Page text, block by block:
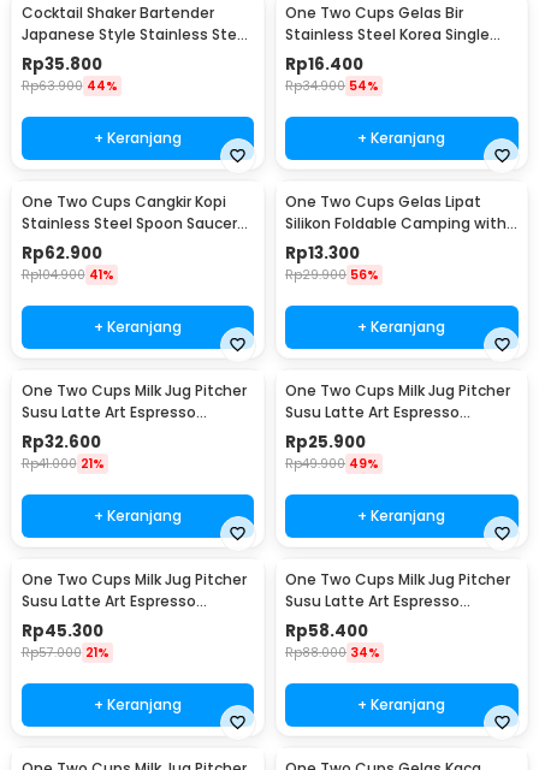
Cocktail Shaker Bartender
Japanese Style Stainless Steel
200ml
Rp35.800
Rp63.900 44%
+ Keranjang
One Two Cups Gelas Bir
Stainless Steel Korea Single
Wall Glass 180ml - J070
Rp16.400
Rp34.900 54%
+ Keranjang
One Two Cups Cangkir Kopi
Stainless Steel Spoon Saucer
Cup 120ml - 201
Rp62.900
Rp104.900 41%
+ Keranjang
One Two Cups Gelas Lipat
Silikon Foldable Camping with
Strap 200ml - F120
Rp13.300
Rp29.900 56%
+ Keranjang
One Two Cups Milk Jug Pitcher
Susu Latte Art Espresso
Stainless Steel 350ml - J068
Rp32.600
Rp41.000 21%
+ Keranjang
One Two Cups Milk Jug Pitcher
Susu Latte Art Espresso
Stainless Steel 150ml - J068
Rp25.900
Rp49.900 49%
+ Keranjang
One Two Cups Milk Jug Pitcher
Susu Latte Art Espresso
Stainless Steel 600ml - J068
Rp45.300
Rp57.000 21%
+ Keranjang
One Two Cups Milk Jug Pitcher
Susu Latte Art Espresso
Stainless Steel 900ml - J068
Rp58.400
Rp88.000 34%
+ Keranjang